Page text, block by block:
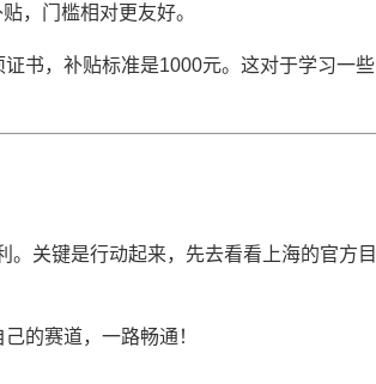
，门槛相对更友好。
书，补贴标准是1000元。这对于学习一些
关键是行动起来，先去看看上海的官方目
的赛道，一路畅通！